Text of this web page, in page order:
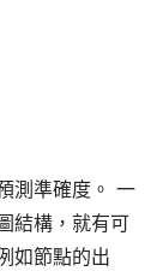
測準確度。 一
結構，就有可
如節點的出